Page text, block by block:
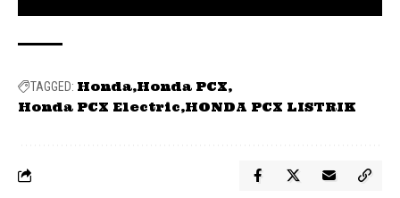
TAGGED: Honda Honda PCX
Honda PCX Electric HONDA PCX LISTRIK